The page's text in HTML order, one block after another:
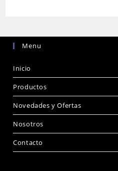
Menu
Inicio
Productos
Novedades y Ofertas
Nosotros
Contacto